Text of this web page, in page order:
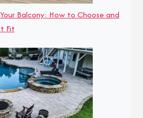
Balcony: How to Choose and
Fit